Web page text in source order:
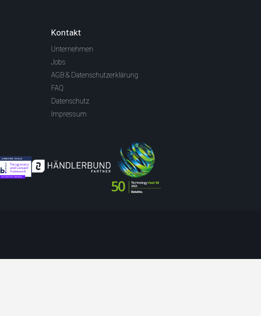
Kontakt
Unternehmen
Jobs
AGB & Datenschutzerklärung
FAQ
Datenschutz
Impressum